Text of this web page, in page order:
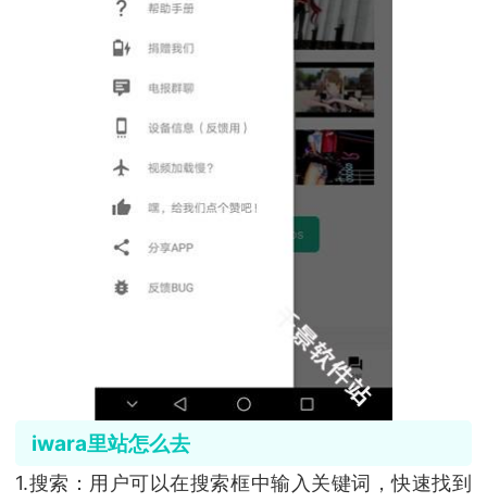
iwara里站怎么去
1.搜索：用户可以在搜索框中输入关键词，快速找到